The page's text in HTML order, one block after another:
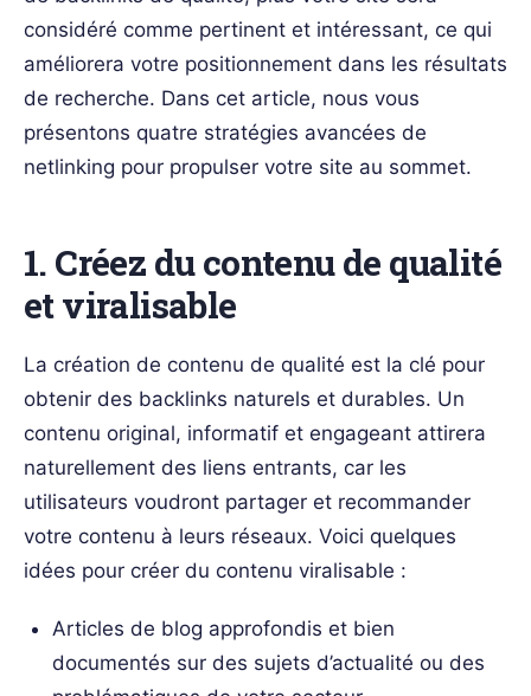
considéré comme pertinent et intéressant, ce qui
améliorera votre positionnement dans les résultats
de recherche. Dans cet article, nous vous
présentons quatre stratégies avancées de
netlinking pour propulser votre site au sommet.
1. Créez du contenu de qualité
et viralisable
La création de contenu de qualité est la clé pour
obtenir des backlinks naturels et durables. Un
contenu original, informatif et engageant attirera
naturellement des liens entrants, car les
utilisateurs voudront partager et recommander
votre contenu à leurs réseaux. Voici quelques
idées pour créer du contenu viralisable :
Articles de blog approfondis et bien
documentés sur des sujets d’actualité ou des